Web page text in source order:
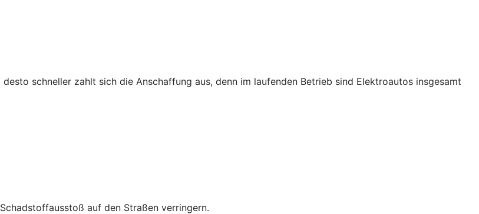
schneller zahlt sich die Anschaffung aus, denn im laufenden Betrieb sind Elektroautos insgesamt
auf den Straßen verringern.